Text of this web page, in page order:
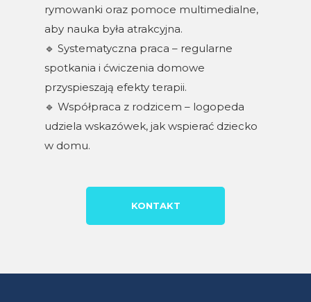
KONTAKT
rymowanki oraz pomoce multimedialne,
aby nauka była atrakcyjna.
🔹 Systematyczna praca – regularne
spotkania i ćwiczenia domowe
przyspieszają efekty terapii.
🔹 Współpraca z rodzicem – logopeda
udziela wskazówek, jak wspierać dziecko
w domu.